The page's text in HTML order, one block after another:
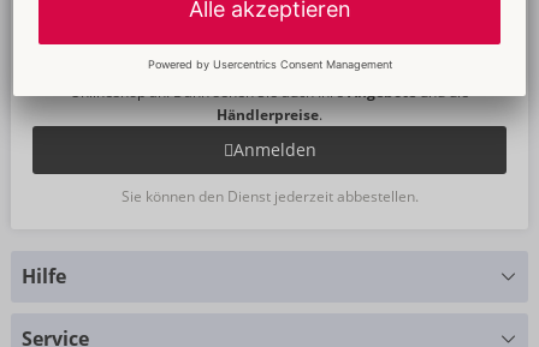
abonnieren
Um unseren Newsletter zu abonnieren, melden Sie sich bitte im
Onlineshop an. Dann sehen Sie auch IhreAngeboteund die
Händlerpreise.
Anmelden
Sie können den Dienst jederzeit abbestellen.
Hilfe
Service